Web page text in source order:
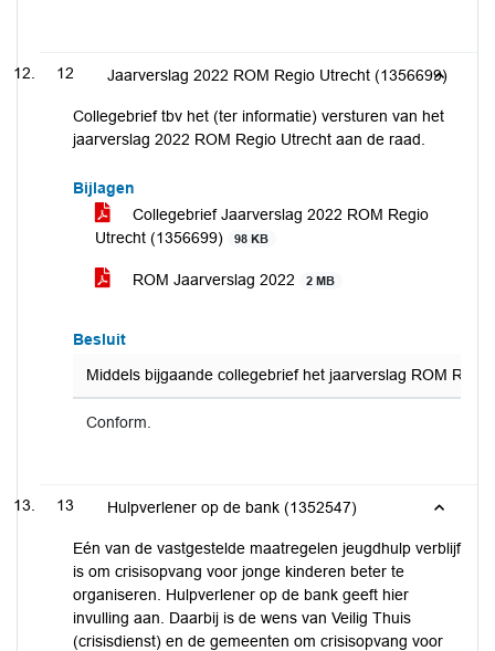
12 Jaarverslag 2022 ROM Regio Utrecht (1356699)
Collegebrief tbv het (ter informatie) versturen van het
jaarverslag 2022 ROM Regio Utrecht aan de raad.
Bijlagen
Collegebrief Jaarverslag 2022 ROM Regio
Utrecht (1356699)
98 KB
ROM Jaarverslag 2022 2 MB
Besluit
Middels bijgaande collegebrief het jaarverslag ROM
Conform.
13 Hulpverlener op de bank (1352547)
Eén van de vastgestelde maatregelen jeugdhulp verblijf
is om crisisopvang voor jonge kinderen beter te
organiseren. Hulpverlener op de bank geeft hier
invulling aan. Daarbij is de wens van Veilig Thuis
(crisisdienst) en de gemeenten om crisisopvang voor